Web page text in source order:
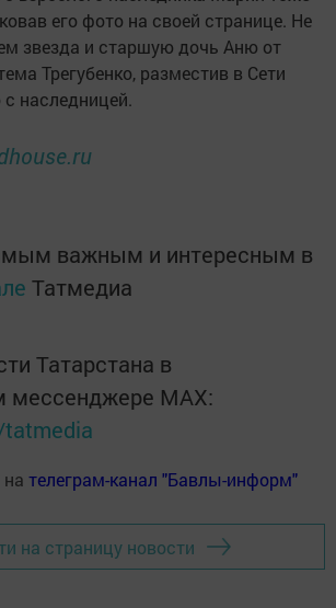
его фото на своей странице. Не
звезда и старшую дочь Аню от
Трегубенко, разместив в Сети
наследницей.
важным и интересным в
Татмедиа
Татарстана в
мессенджере MАХ:
телеграм-канал "Бавлы-информ"
на страницу новости